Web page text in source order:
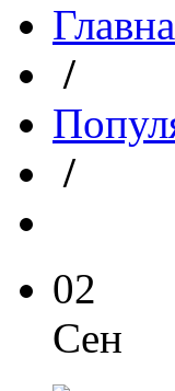
/
/
02
Сен